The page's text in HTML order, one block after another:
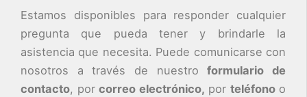
Estamos disponibles para responder cualquier
pregunta que pueda tener y brindarle la
asistencia que necesita. Puede comunicarse con
nosotros a través de nuestroformulario de
contacto, por correo electrónico, por teléfonoo